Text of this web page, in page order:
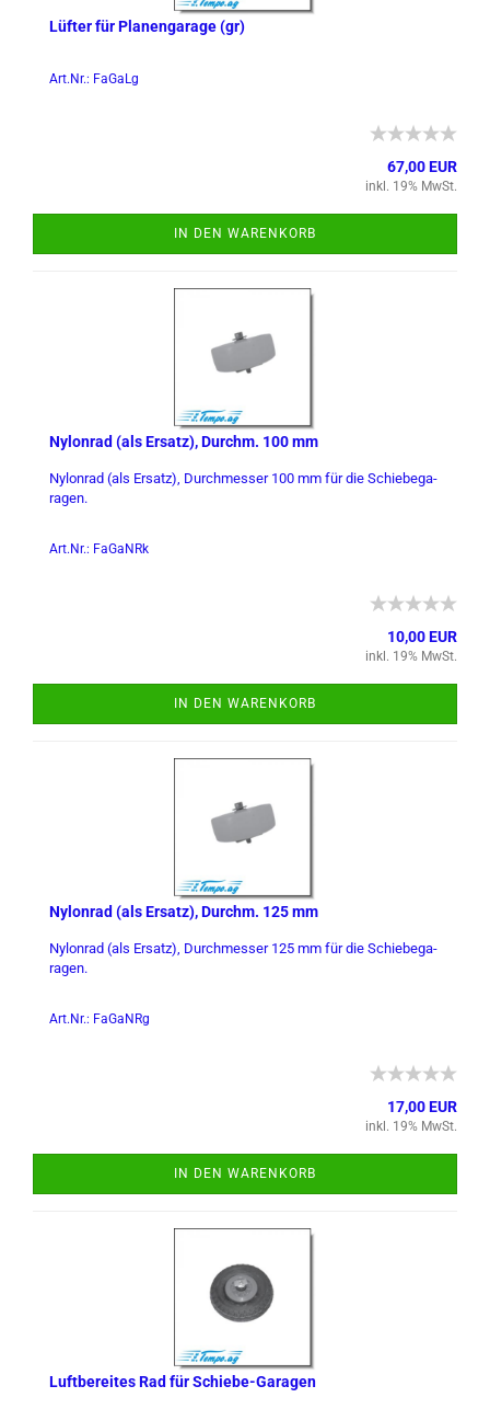
Lüf­ter für Pla­nen­ga­ra­ge (gr)
Art.Nr.: FaGaLg
67,00 EUR
inkl. 19% MwSt.
IN DEN WARENKORB
Ny­lon­rad (als Er­satz), Durchm. 100 mm
Ny­lon­rad (als Er­satz), Durch­mes­ser 100 mm für die Schie­be­ga­
ra­gen.
Art.Nr.: FaGaNRk
10,00 EUR
inkl. 19% MwSt.
IN DEN WARENKORB
Ny­lon­rad (als Er­satz), Durchm. 125 mm
Ny­lon­rad (als Er­satz), Durch­mes­ser 125 mm für die Schie­be­ga­
ra­gen.
Art.Nr.: FaGaNRg
17,00 EUR
inkl. 19% MwSt.
IN DEN WARENKORB
Luft­be­rei­tes Rad für Schiebe-​​Ga­ra­gen